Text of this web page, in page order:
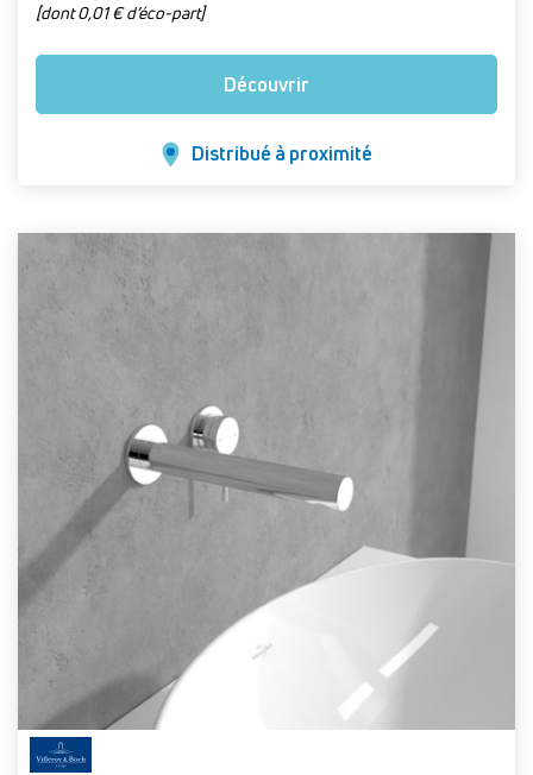
[dont 0,01 € d’éco-part]
Découvrir
Distribué à proximité